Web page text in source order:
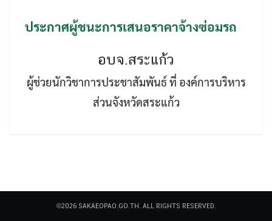
Search
ประกาศผู้ชนะการเสนอราคาจ้างซ่อมรถ
อบจ.สระแก้ว
ผู้ช่วยนักวิชาการประชาสัมพันธ์ ที่ องค์การบริหาร
ส่วนจังหวัดสระแก้ว
©2026 SAKAEOPAO.GO.TH. ALL RIGHTS RESERVED.